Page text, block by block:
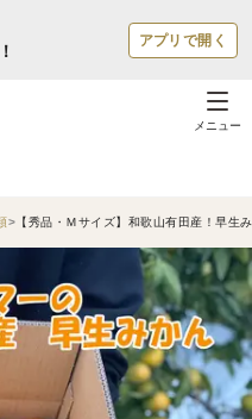
アプリで開く
メニュー
【秀品・Ｍサイズ】和歌山有田産！早